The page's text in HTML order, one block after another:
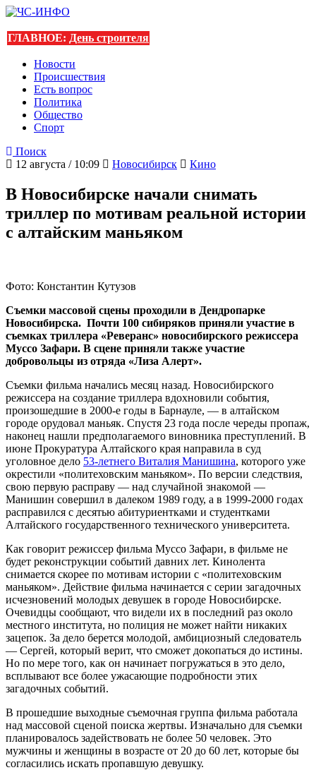
ГЛАВНОЕ: День строителя
Новости
Происшествия
Есть вопрос
Политика
Общество
Спорт
Поиск
12 августа / 10:09
Новосибирск Кино
В Новосибирске начали снимать
триллер по мотивам реальной истории
с алтайским маньяком
Фото: Константин Кутузов
Съемки массовой сцены проходили в Дендропарке
Новосибирска. Почти 100 сибиряков приняли участие в
съемках триллера «Реверанс» новосибирского режиссера
Муссо Зафари. В сцене приняли также участие
добровольцы из отряда «Лиза Алерт».
Съемки фильма начались месяц назад. Новосибирского
режиссера на создание триллера вдохновили события,
произошедшие в 2000-е годы в Барнауле, — в алтайском
городе орудовал маньяк. Спустя 23 года после череды пропаж,
наконец нашли предполагаемого виновника преступлений. В
июне Прокуратура Алтайского края направила в суд
уголовное дело 53-летнего Виталия Манишина, которого уже
окрестили «политеховским маньяком». По версии следствия,
свою первую расправу — над случайной знакомой —
Манишин совершил в далеком 1989 году, а в 1999-2000 годах
расправился с десятью абитуриентками и студентками
Алтайского государственного технического университета.
Как говорит режиссер фильма Муссо Зафари, в фильме не
будет реконструкции событий давних лет. Кинолента
снимается скорее по мотивам истории с «политеховским
маньяком». Действие фильма начинается с серии загадочных
исчезновений молодых девушек в городе Новосибирске.
Очевидцы сообщают, что видели их в последний раз около
местного института, но полиция не может найти никаких
зацепок. За дело берется молодой, амбициозный следователь
— Сергей, который верит, что сможет докопаться до истины.
Но по мере того, как он начинает погружаться в это дело,
всплывают все более ужасающие подробности этих
загадочных событий.
В прошедшие выходные съемочная группа фильма работала
над массовой сценой поиска жертвы. Изначально для съемки
планировалось задействовать не более 50 человек. Это
мужчины и женщины в возрасте от 20 до 60 лет, которые бы
согласились искать пропавшую девушку.